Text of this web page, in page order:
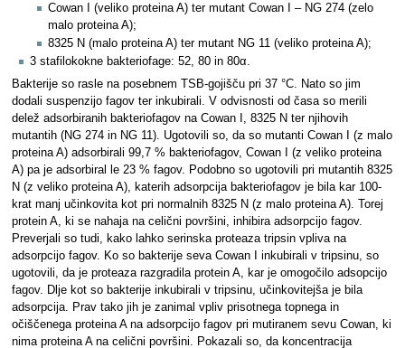
Cowan I (veliko proteina A) ter mutant Cowan I – NG 274 (zelo
malo proteina A);
8325 N (malo proteina A) ter mutant NG 11 (veliko proteina A);
3 stafilokokne bakteriofage: 52, 80 in 80α.
Bakterije so rasle na posebnem TSB-gojišču pri 37 °C. Nato so jim
dodali suspenzijo fagov ter inkubirali. V odvisnosti od časa so merili
delež adsorbiranih bakteriofagov na Cowan I, 8325 N ter njihovih
mutantih (NG 274 in NG 11). Ugotovili so, da so mutanti Cowan I (z malo
proteina A) adsorbirali 99,7 % bakteriofagov, Cowan I (z veliko proteina
A) pa je adsorbiral le 23 % fagov. Podobno so ugotovili pri mutantih 8325
N (z veliko proteina A), katerih adsorpcija bakteriofagov je bila kar 100-
krat manj učinkovita kot pri normalnih 8325 N (z malo proteina A). Torej
protein A, ki se nahaja na celični površini, inhibira adsorpcijo fagov.
Preverjali so tudi, kako lahko serinska proteaza tripsin vpliva na
adsorpcijo fagov. Ko so bakterije seva Cowan I inkubirali v tripsinu, so
ugotovili, da je proteaza razgradila protein A, kar je omogočilo adsopcijo
fagov. Dlje kot so bakterije inkubirali v tripsinu, učinkovitejša je bila
adsorpcija. Prav tako jih je zanimal vpliv prisotnega topnega in
očiščenega proteina A na adsorpcijo fagov pri mutiranem sevu Cowan, ki
nima proteina A na celični površini. Pokazali so, da koncentracija